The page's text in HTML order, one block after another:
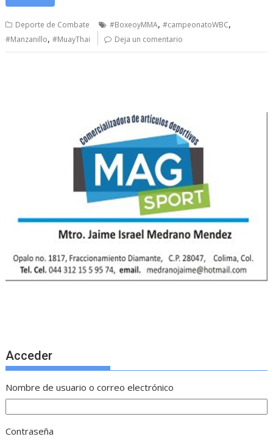
Deporte de Combate #BoxeoyMMA,#campeonatoWBC,
#Manzanillo,#MuayThai Deja un comentario
Acceder
Nombre de usuario o correo electrónico
Contraseña